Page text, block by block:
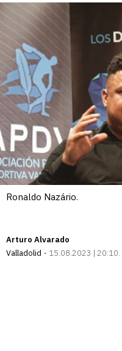
Ronaldo Nazário.
Arturo Alvarado
Valladolid
15.08.2023 | 20:10